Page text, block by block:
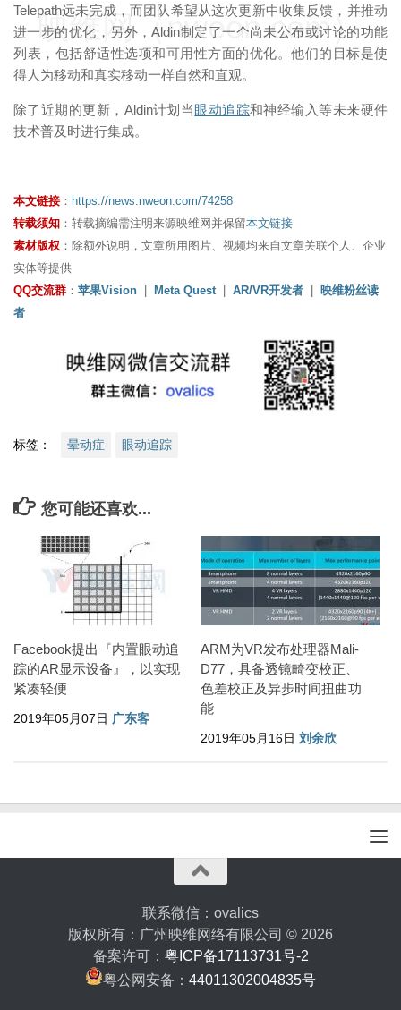
Telepath远未完成，而团队希望从这次更新中收集反馈，并推动
进一步的优化，另外，Aldin制定了一个尚未公布或讨论的功能
列表，包括舒适性选项和可用性方面的优化。他们的目标是使
得人为移动和真实移动一样自然和直观。
除了近期的更新，Aldin计划当眼动追踪和神经输入等未来硬件
技术普及时进行集成。
映维网（nweon.com）
本文链接 ： https://news.nweon.com/74258
转载须知 ：转载摘编需注明来源映维网并保留本文链接
素材版权 ：除额外说明，文章所用图片、视频均来自文章关联个人、企业
实体等提供
QQ交流群 ： 苹果Vision Meta Quest| AR/VR开发者
映维粉丝读
者
标签： 晕动症 眼动追踪
您可能还喜欢...
Facebook提出『内置眼动追
踪的AR显示设备』，以实现
紧凑轻便
2019年05月07日 广东客
ARM为VR发布处理器Mali-
D77，具备透镜畸变校正、
色差校正及异步时间扭曲功
能
2019年05月16日 刘余欣
联系微信：ovalics
版权所有：广州映维网络有限公司 © 2026
备案许可： 粤ICP备17113731号-2
粤公网安备： 44011302004835号